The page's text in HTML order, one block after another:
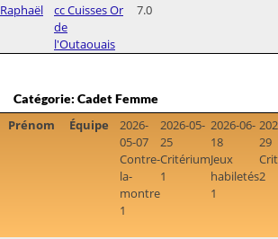
Raphaël
cc Cuisses Or
de
l'Outaouais
7.0
Catégorie: Cadet Femme
Prénom Équipe
2026-
05-07
Contre-
la-
montre
1
2026-05-
25
Critérium
1
2026-06-
18
Jeux
habiletés
1
29
2